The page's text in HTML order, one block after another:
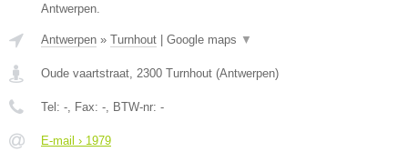
Antwerpen.
Antwerpen » Turnhout Google maps ▼
Oude vaartstraat 2300 Turnhout (Antwerpen)
Tel: - , Fax: - , BTW-nr: -
E-mail › 1979